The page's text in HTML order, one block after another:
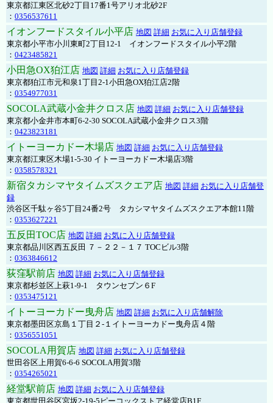
東京都江東区北砂2丁目17番1号アリオ北砂2F
： 0356537611
イオンフードスタイル小平店 地図 詳細 お気に入り店舗登録
東京都小平市小川東町2丁目12-1 イオンフードスタイル小平2階
： 0423485821
小田急OX狛江店 地図 詳細 お気に入り店舗登録
東京都狛江市元和泉1丁目2-1小田急OX狛江店2階
： 0354977031
SOCOLA武蔵小金井クロス店 地図 詳細 お気に入り店舗登録
東京都小金井市本町6-2-30 SOCOLA武蔵小金井クロス3階
： 0423823181
イトーヨーカドー木場店 地図 詳細 お気に入り店舗登録
東京都江東区木場1-5-30 イトーヨーカドー木場店3階
： 0358578321
新宿タカシマヤタイムズスクエア店 地図 詳細 お気に入り店舗登
録
渋谷区千駄ヶ谷5丁目24番2号 タカシマヤタイムズスクエア本館11階
： 0353627221
五反田TOC店 地図 詳細 お気に入り店舗登録
東京都品川区西五反田 ７－２２－１７ TOCビル3階
： 0363846612
荻窪駅前店 地図 詳細 お気に入り店舗登録
東京都杉並区上萩1-9-1 タウンセブン６F
： 0353475121
イトーヨーカドー曳舟店 地図 詳細 お気に入り店舗解除
東京都墨田区京島１丁目２-１イトーヨーカドー曳舟店４階
： 0356551051
SOCOLA用賀店 地図 詳細 お気に入り店舗登録
世田谷区上用賀6-6-6 SOCOLA用賀3階
： 0354265021
経堂駅前店 地図 詳細 お気に入り店舗登録
東京都世田谷区宮坂2-19-5ピーコックストア経堂店B1F